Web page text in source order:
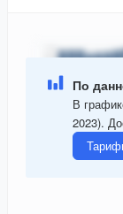
По
В
2023).